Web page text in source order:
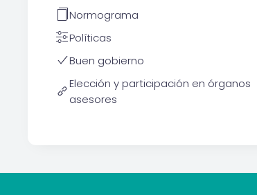
Normograma
Políticas
Buen gobierno
Elección y participación en órganos
asesores